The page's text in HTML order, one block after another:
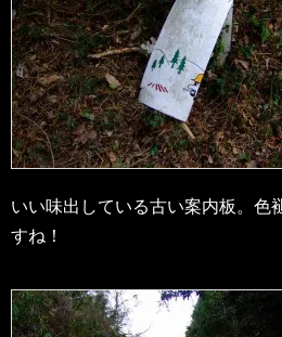
いい味出している古い案内板。色
すね！